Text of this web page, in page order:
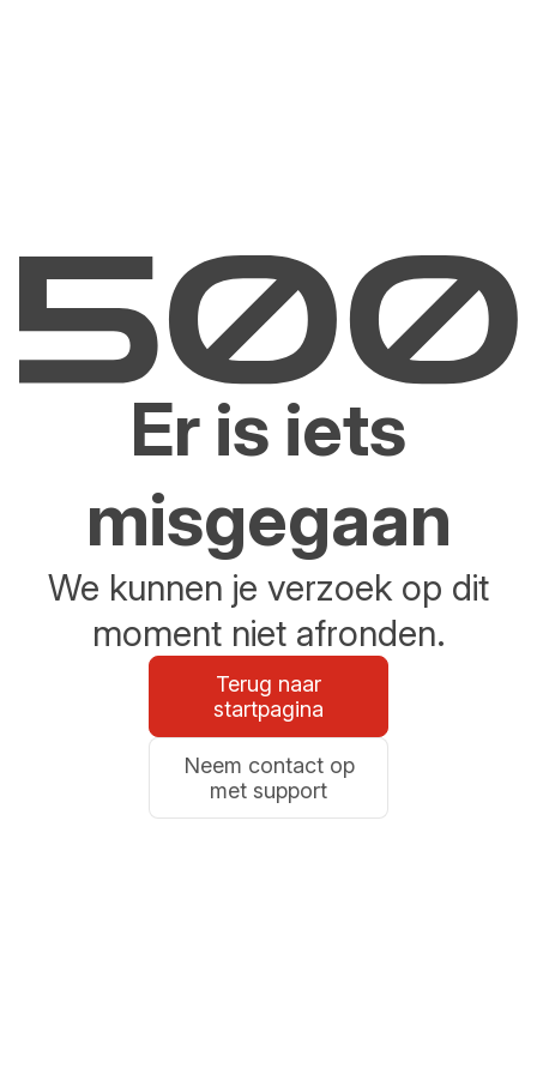
Er is iets
misgegaan
We kunnen je verzoek op dit
moment niet afronden.
Terug naar
startpagina
Neem contact op
met support